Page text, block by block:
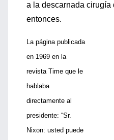
a la descarnada cirugía
entonces.
La página publicada
en 1969 en la
revista Time que le
hablaba
directamente al
presidente: “Sr.
Nixon: usted puede